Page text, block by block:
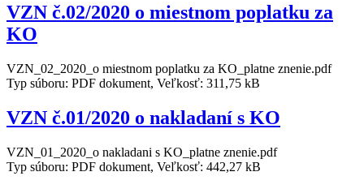
VZN č.02/2020 o miestnom poplatku za
KO
VZN_02_2020_o miestnom poplatku za KO_platne znenie.pdf
Typ súboru: PDF dokument, Veľkosť: 311,75 kB
VZN č.01/2020 o nakladaní s KO
VZN_01_2020_o nakladani s KO_platne znenie.pdf
Typ súboru: PDF dokument, Veľkosť: 442,27 kB